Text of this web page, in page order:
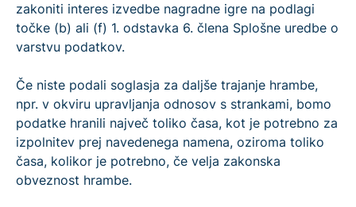
zakoniti interes izvedbe nagradne igre na podlagi
točke (b) ali (f) 1. odstavka 6. člena Splošne uredbe o
varstvu podatkov.
Če niste podali soglasja za daljše trajanje hrambe,
npr. v okviru upravljanja odnosov s strankami, bomo
podatke hranili največ toliko časa, kot je potrebno za
izpolnitev prej navedenega namena, oziroma toliko
časa, kolikor je potrebno, če velja zakonska
obveznost hrambe.